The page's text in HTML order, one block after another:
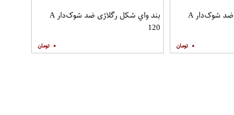
بند طناب دو سر قلاب ضد شوک‌دار A
۰
بند واي شكل رگلاژی ضد شوک‌دار A
120
۰